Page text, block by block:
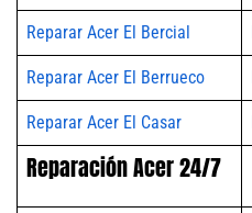
Reparar Acer El Bercial
Reparar Acer El Berrueco
Reparar Acer El Casar
Reparación Acer 24/7